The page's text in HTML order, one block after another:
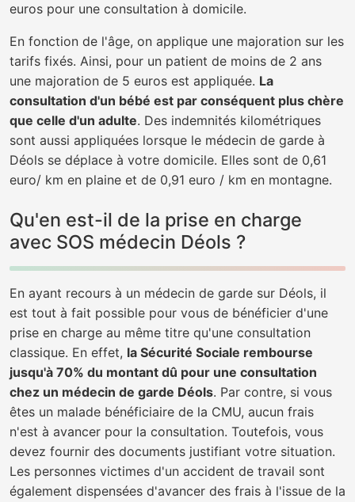
euros pour une consultation à domicile.
En fonction de l'âge, on applique une majoration sur les
tarifs fixés. Ainsi, pour un patient de moins de 2 ans
une majoration de 5 euros est appliquée. La
consultation d'un bébé est par conséquent plus chère
que celle d'un adulte. Des indemnités kilométriques
sont aussi appliquées lorsque le médecin de garde à
Déols se déplace à votre domicile. Elles sont de 0,61
euro/ km en plaine et de 0,91 euro / km en montagne.
Qu'en est-il de la prise en charge
avec SOS médecin Déols ?
En ayant recours à un médecin de garde sur Déols, il
est tout à fait possible pour vous de bénéficier d'une
prise en charge au même titre qu'une consultation
classique. En effet, la Sécurité Sociale rembourse
jusqu'à 70% du montant dû pour une consultation
chez un médecin de garde Déols. Par contre, si vous
êtes un malade bénéficiaire de la CMU, aucun frais
n'est à avancer pour la consultation. Toutefois, vous
devez fournir des documents justifiant votre situation.
Les personnes victimes d'un accident de travail sont
également dispensées d'avancer des frais à l'issue de la